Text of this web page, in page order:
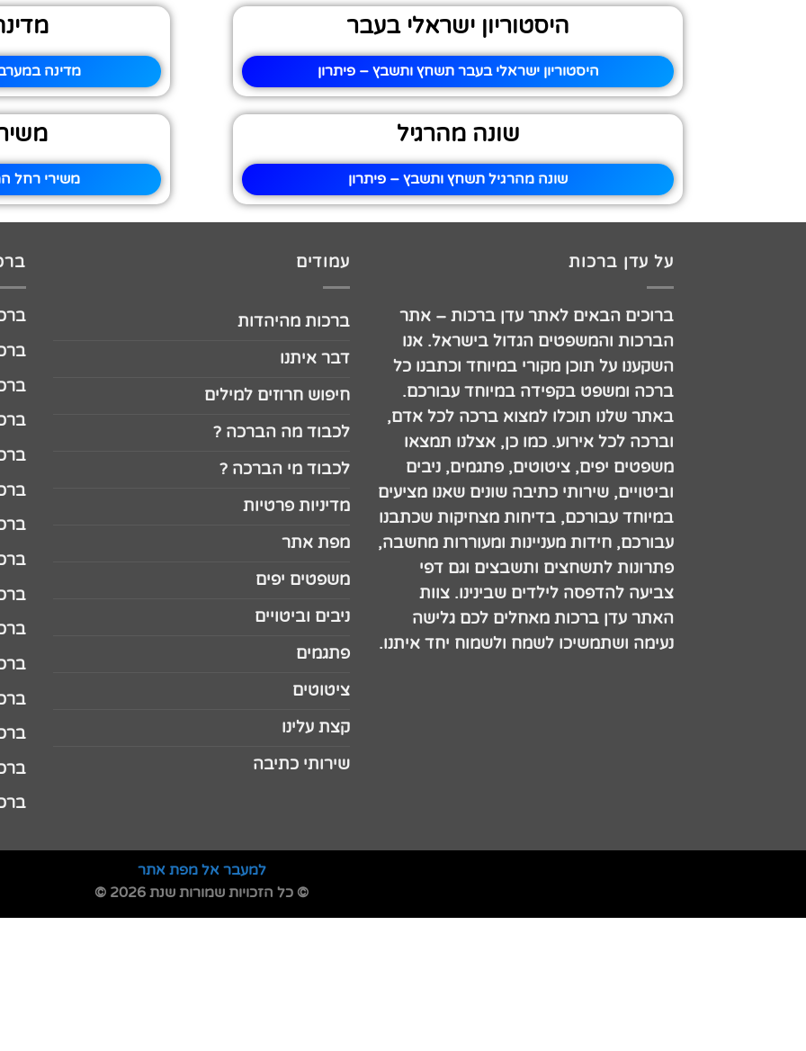
היסטוריון ישראלי בעבר
היסטוריון ישראלי בעבר תשחץ ותשבץ – פיתרון מדינה
שונה מהרגיל
שונה מהרגיל תשחץ ותשבץ – פיתרון משירי רחל
על עדן ברכות
ברוכים הבאים לאתר עדן ברכות – אתר
הברכות והמשפטים הגדול בישראל. אנו
השקענו על תוכן מקורי במיוחד וכתבנו כל
ברכה ומשפט בקפידה במיוחד עבורכם.
באתר שלנו תוכלו למצוא ברכה לכל אדם,
וברכה לכל אירוע. כמו כן, אצלנו תמצאו
משפטים יפים, ציטוטים, פתגמים, ניבים
וביטויים, שירותי כתיבה שונים שאנו מציעים
במיוחד עבורכם, בדיחות מצחיקות שכתבנו
עבורכם, חידות מעניינות ומעוררות מחשבה,
פתרונות לתשחצים ותשבצים וגם דפי
צביעה להדפסה לילדים שבינינו. צוות
האתר עדן ברכות מאחלים לכם גלישה
נעימה ושתמשיכו לשמח ולשמוח יחד איתנו.
עמודים
ברכות מהיהדות
דבר איתנו
חיפוש חרוזים למילים
לכבוד מה הברכה ?
לכבוד מי הברכה ?
מדיניות פרטיות
מפת אתר
משפטים יפים
ניבים וביטויים
פתגמים
ציטוטים
קצת עלינו
שירותי כתיבה
ברכה
ברכה
ברכה
ברכה
ברכה
ברכה
ברכה
ברכה
ברכה
ברכה
למעבר אל מפת אתר
© כל הזכויות שמורות שנת 2026 ©